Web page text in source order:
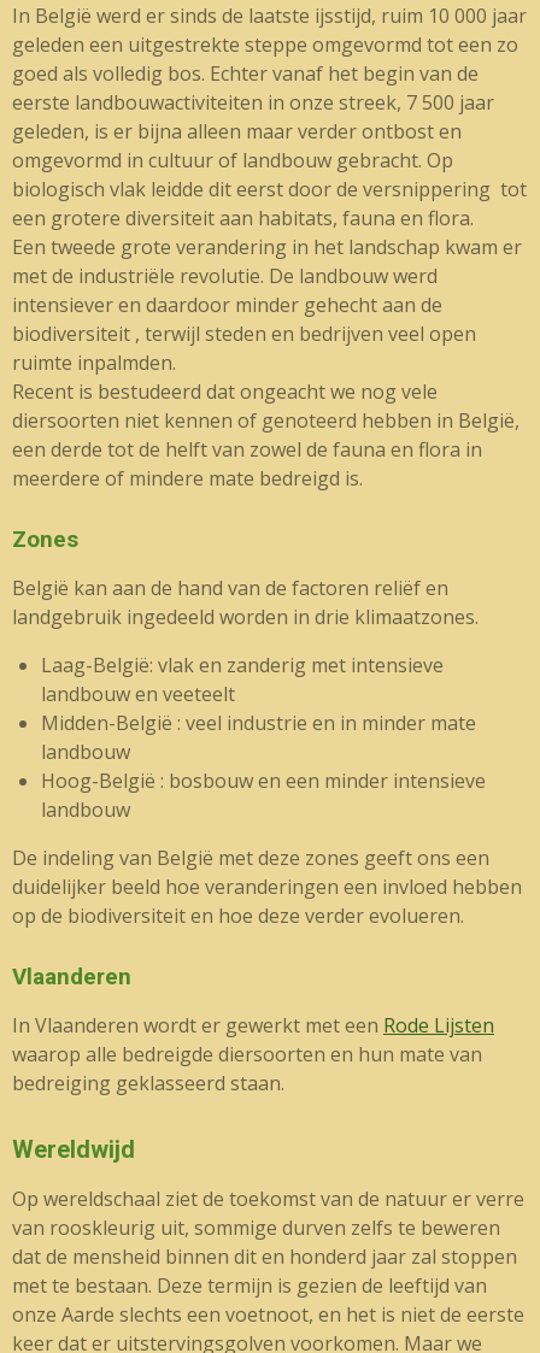
In België werd er sinds de laatste ijsstijd, ruim 10 000 jaar
geleden een uitgestrekte steppe omgevormd tot een zo
goed als volledig bos. Echter vanaf het begin van de
eerste landbouwactiviteiten in onze streek, 7 500 jaar
geleden, is er bijna alleen maar verder ontbost en
omgevormd in cultuur of landbouw gebracht. Op
biologisch vlak leidde dit eerst door de versnippering tot
een grotere diversiteit aan habitats, fauna en flora.
Een tweede grote verandering in het landschap kwam er
met de industriële revolutie. De landbouw werd
intensiever en daardoor minder gehecht aan de
biodiversiteit , terwijl steden en bedrijven veel open
ruimte inpalmden.
Recent is bestudeerd dat ongeacht we nog vele
diersoorten niet kennen of genoteerd hebben in België,
een derde tot de helft van zowel de fauna en flora in
meerdere of mindere mate bedreigd is.
Zones
België kan aan de hand van de factoren reliëf en
landgebruik ingedeeld worden in drie klimaatzones.
Laag-België: vlak en zanderig met intensieve
landbouw en veeteelt
Midden-België : veel industrie en in minder mate
landbouw
Hoog-België : bosbouw en een minder intensieve
landbouw
De indeling van België met deze zones geeft ons een
duidelijker beeld hoe veranderingen een invloed hebben
op de biodiversiteit en hoe deze verder evolueren.
Vlaanderen
In Vlaanderen wordt er gewerkt met een Rode Lijsten
waarop alle bedreigde diersoorten en hun mate van
bedreiging geklasseerd staan.
Wereldwijd
Op wereldschaal ziet de toekomst van de natuur er verre
van rooskleurig uit, sommige durven zelfs te beweren
dat de mensheid binnen dit en honderd jaar zal stoppen
met te bestaan. Deze termijn is gezien de leeftijd van
onze Aarde slechts een voetnoot, en het is niet de eerste
keer dat er uitstervingsgolven voorkomen. Maar we